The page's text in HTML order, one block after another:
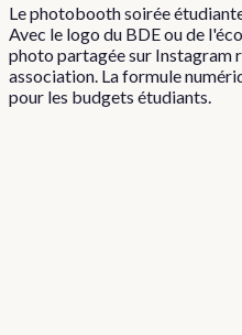
Le photobooth soirée
Avec le logo du BDE ou de
photo partagée sur
association. La formule
pour les budgets étudiants.